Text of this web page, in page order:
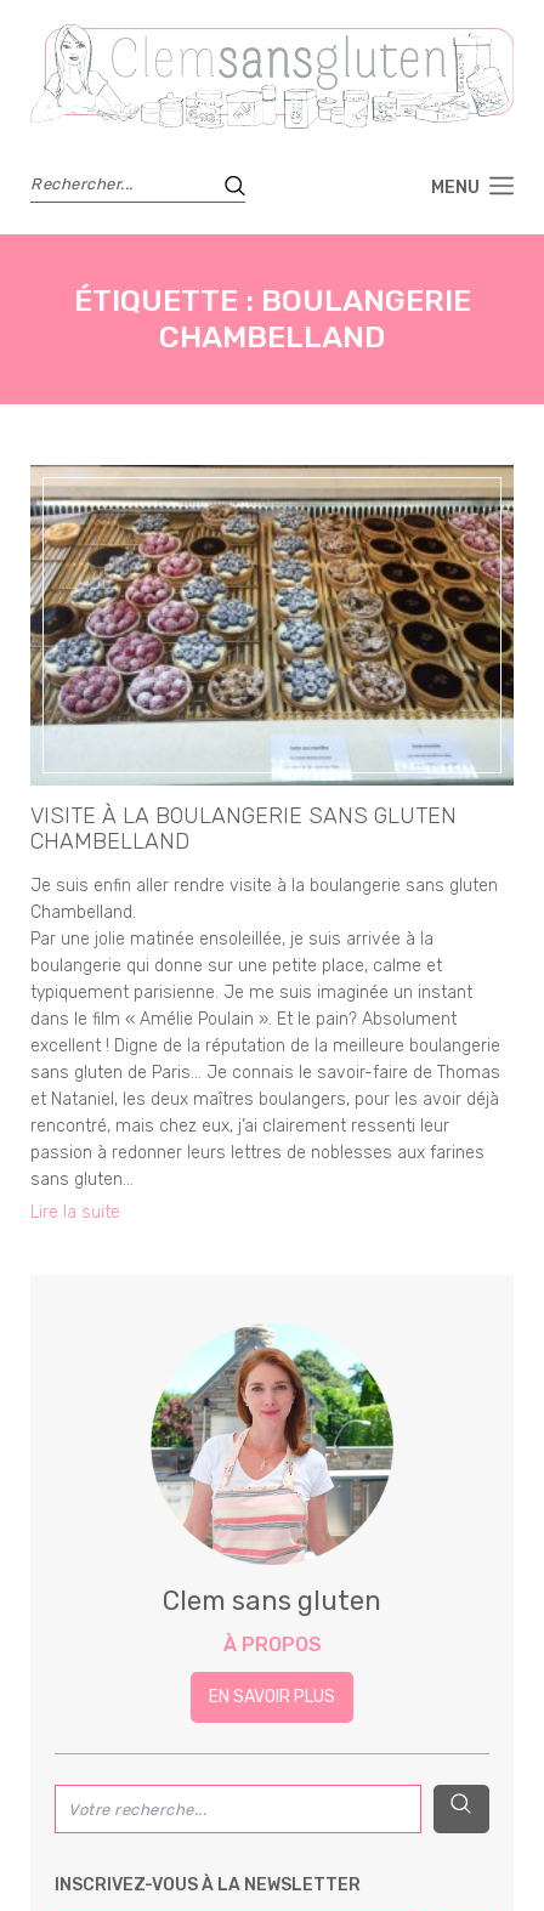
MENU
ÉTIQUETTE : BOULANGERIE
CHAMBELLAND
VISITE À LA BOULANGERIE SANS GLUTEN
CHAMBELLAND
Je suis enfin aller rendre visite à la boulangerie sans gluten
Chambelland.
Par une jolie matinée ensoleillée, je suis arrivée à la
boulangerie qui donne sur une petite place, calme et
typiquement parisienne. Je me suis imaginée un instant
dans le film « Amélie Poulain ». Et le pain? Absolument
excellent ! Digne de la réputation de la meilleure boulangerie
sans gluten de Paris… Je connais le savoir-faire de Thomas
et Nataniel, les deux maîtres boulangers, pour les avoir déjà
rencontré, mais chez eux, j’ai clairement ressenti leur
passion à redonner leurs lettres de noblesses aux farines
sans gluten…
Lire la suite
Clem sans gluten
À PROPOS
EN SAVOIR PLUS
INSCRIVEZ-VOUS À LA NEWSLETTER